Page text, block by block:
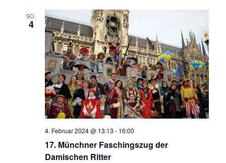
SO.
4
4. Februar 2024 @ 13:13 - 16:00
17. Münchner Faschingszug der
Damischen Ritter